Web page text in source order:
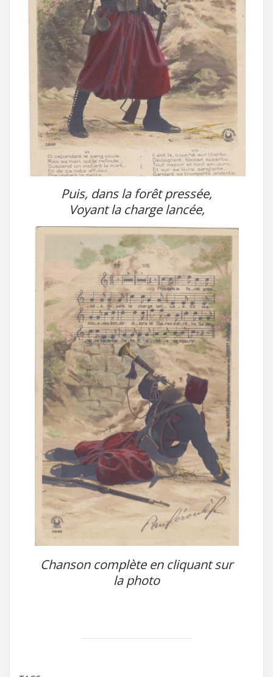
Puis, dans la forêt pressée,
Voyant la charge lancée,
Chanson complète en cliquant sur
la photo